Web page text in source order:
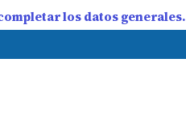
los datos generales.